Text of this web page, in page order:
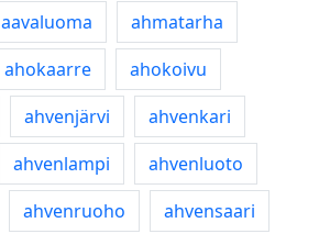
aavaluoma
ahmatarha
ahokaarre
ahokoivu
ahvenjärvi
ahvenkari
ahvenlampi
ahvenluoto
ahvenruoho
ahvensaari